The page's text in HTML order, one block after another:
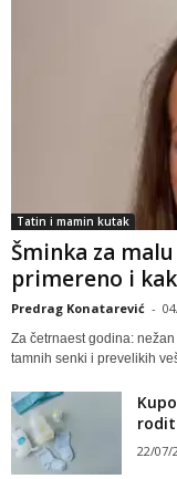
Tatin i mamin kutak
Šminka za
primereno i
Predrag Konatarević -
Za četrnaest godina:
tamnih senki i prevelikih
22/07/